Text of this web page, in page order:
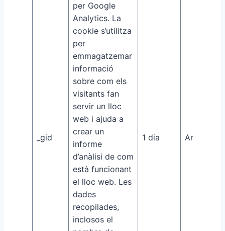
_gid
per Google
Analytics. La
cookie s’utilitza
per
emmagatzemar
informació
sobre com els
visitants fan
servir un lloc
web i ajuda a
crear un
informe
d’anàlisi de com
està funcionant
el lloc web. Les
dades
recopilades,
inclosos el
1 dia Analytics